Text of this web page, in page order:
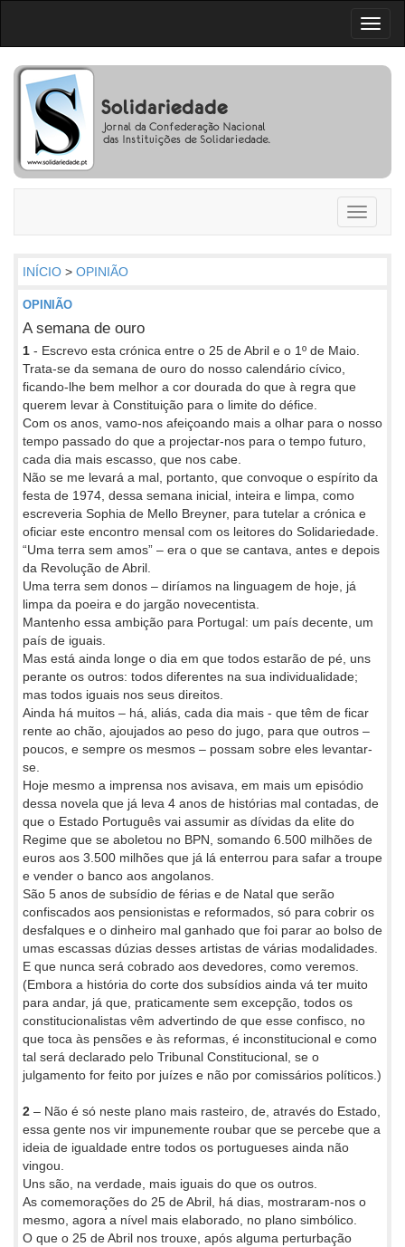
Toggle
INÍCIO > OPINIÃO
OPINIÃO
A semana de ouro
1 - Escrevo esta crónica entre o 25 de Abril e o 1º de Maio.
Trata-se da semana de ouro do nosso calendário cívico,
ficando-lhe bem melhor a cor dourada do que à regra que
querem levar à Constituição para o limite do défice.
Com os anos, vamo-nos afeiçoando mais a olhar para o nosso
tempo passado do que a projectar-nos para o tempo futuro,
cada dia mais escasso, que nos cabe.
Não se me levará a mal, portanto, que convoque o espírito da
festa de 1974, dessa semana inicial, inteira e limpa, como
escreveria Sophia de Mello Breyner, para tutelar a crónica e
oficiar este encontro mensal com os leitores do Solidariedade.
“Uma terra sem amos” – era o que se cantava, antes e depois
da Revolução de Abril.
Uma terra sem donos – diríamos na linguagem de hoje, já
limpa da poeira e do jargão novecentista.
Mantenho essa ambição para Portugal: um país decente, um
país de iguais.
Mas está ainda longe o dia em que todos estarão de pé, uns
perante os outros: todos diferentes na sua individualidade;
mas todos iguais nos seus direitos.
Ainda há muitos – há, aliás, cada dia mais - que têm de ficar
rente ao chão, ajoujados ao peso do jugo, para que outros –
poucos, e sempre os mesmos – possam sobre eles levantar-
se.
Hoje mesmo a imprensa nos avisava, em mais um episódio
dessa novela que já leva 4 anos de histórias mal contadas, de
que o Estado Português vai assumir as dívidas da elite do
Regime que se aboletou no BPN, somando 6.500 milhões de
euros aos 3.500 milhões que já lá enterrou para safar a troupe
e vender o banco aos angolanos.
São 5 anos de subsídio de férias e de Natal que serão
confiscados aos pensionistas e reformados, só para cobrir os
desfalques e o dinheiro mal ganhado que foi parar ao bolso de
umas escassas dúzias desses artistas de várias modalidades.
E que nunca será cobrado aos devedores, como veremos.
(Embora a história do corte dos subsídios ainda vá ter muito
para andar, já que, praticamente sem excepção, todos os
constitucionalistas vêm advertindo de que esse confisco, no
que toca às pensões e às reformas, é inconstitucional e como
tal será declarado pelo Tribunal Constitucional, se o
julgamento for feito por juízes e não por comissários políticos.)
2 – Não é só neste plano mais rasteiro, de, através do Estado,
essa gente nos vir impunemente roubar que se percebe que a
ideia de igualdade entre todos os portugueses ainda não
vingou.
Uns são, na verdade, mais iguais do que os outros.
As comemorações do 25 de Abril, há dias, mostraram-nos o
mesmo, agora a nível mais elaborado, no plano simbólico.
O que o 25 de Abril nos trouxe, após alguma perturbação